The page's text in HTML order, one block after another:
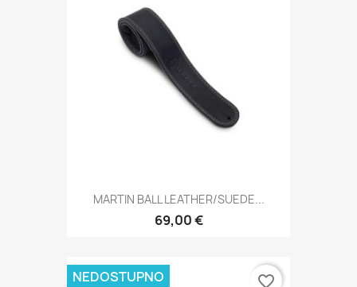
MARTIN BALL LEATHER/SUEDE...
69,00 €
NEDOSTUPNO favorite_border